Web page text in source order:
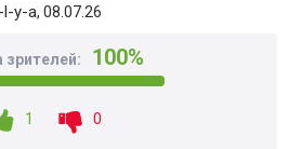
y-a, 08.07.26
зрителей: 100%
1 0